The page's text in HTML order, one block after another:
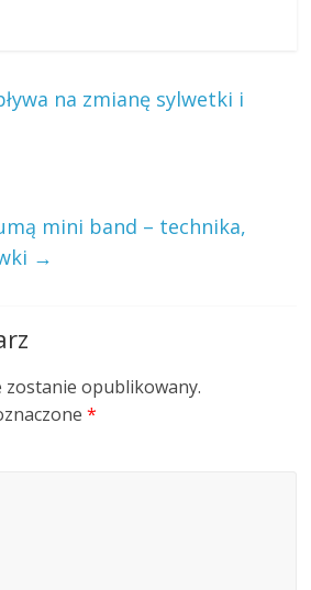
na zmianę sylwetki i
mini band – technika,
→
zostanie opublikowany.
*